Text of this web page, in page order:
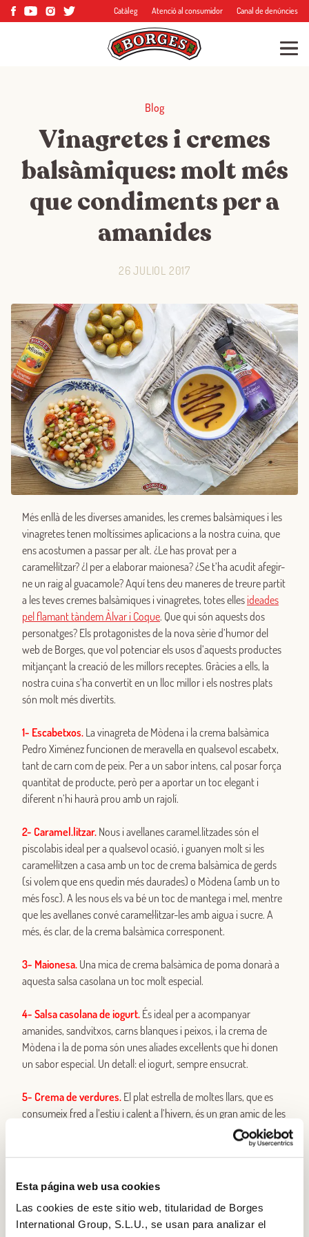
Esta página web usa cookies
Las cookies de este sitio web, titularidad de Borges
International Group, S.L.U., se usan para analizar el
Catàleg Atenció al consumidor Canal de denúncies
Blog
Vinagretes i cremes
balsàmiques: molt més
que condiments per a
amanides
26 JULIOL 2017
Més enllà de les diverses amanides, les cremes balsàmiques i les
vinagretes tenen moltíssimes aplicacions a la nostra cuina, que
ens acostumen a passar per alt. ¿Le has provat per a
caramel·litzar? ¿I per a elaborar maionesa? ¿Se t’ha acudit afegir-
ne un raig al guacamole? Aquí tens deu maneres de treure partit
a les teves cremes balsàmiques i vinagretes, totes elles ideades
pel flamant tàndem Àlvar i Coque. Que qui són aquests dos
personatges? Els protagonistes de la nova sèrie d’humor del
web de Borges, que vol potenciar els usos d’aquests productes
mitjançant la creació de les millors receptes. Gràcies a ells, la
nostra cuina s’ha convertit en un lloc millor i els nostres plats
són molt més divertits.
1- Escabetxos. La vinagreta de Mòdena i la crema balsàmica
Pedro Ximénez funcionen de meravella en qualsevol escabetx,
tant de carn com de peix. Per a un sabor intens, cal posar força
quantitat de producte, però per a aportar un toc elegant i
diferent n’hi haurà prou amb un rajolí.
2- Caramel.litzar. Nous i avellanes caramel.litzades són el
piscolabis ideal per a qualsevol ocasió, i guanyen molt si les
caramel·litzen a casa amb un toc de crema balsàmica de gerds
(si volem que ens quedin més daurades) o Mòdena (amb un to
més fosc). A les nous els va bé un toc de mantega i mel, mentre
que les avellanes convé caramel·litzar-les amb aigua i sucre. A
més, és clar, de la crema balsàmica corresponent.
3- Maionesa. Una mica de crema balsàmica de poma donarà a
aquesta salsa casolana un toc molt especial.
4- Salsa casolana de iogurt. És ideal per a acompanyar
amanides, sandvitxos, carns blanques i peixos, i la crema de
Mòdena i la de poma són unes aliades excel·lents que hi donen
un sabor especial. Un detall: el iogurt, sempre ensucrat.
5- Crema de verdures. El plat estrella de moltes llars, que es
consumeix fred a l’estiu i calent a l’hivern, és un gran amic de les
cremes balsàmiques. Prova d’afegir una mica de Mòdena o
Pedro Ximénez a la teva crema de carbassa i pastanaga, o a la de
recepta un toc de distinció.
6- Adob per a olives. Ja no sabem què inventar-nos per als
vermuts de diumenge a casa, i no ens havíem adonat que tenim